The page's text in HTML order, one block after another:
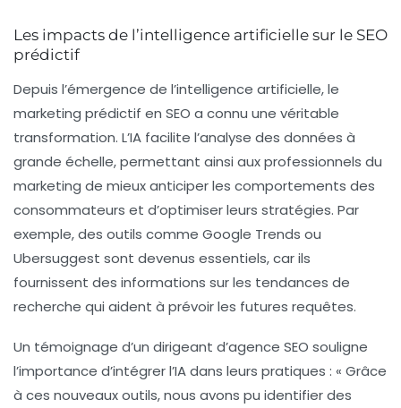
Les impacts de l’intelligence artificielle sur le SEO
prédictif
Depuis l’émergence de l’intelligence artificielle, le
marketing prédictif en SEO a connu une véritable
transformation. L’IA facilite l’analyse des données à
grande échelle, permettant ainsi aux professionnels du
marketing de mieux anticiper les comportements des
consommateurs et d’optimiser leurs stratégies. Par
exemple, des outils comme Google Trends ou
Ubersuggest sont devenus essentiels, car ils
fournissent des informations sur les tendances de
recherche qui aident à prévoir les futures requêtes.
Un témoignage d’un dirigeant d’agence SEO souligne
l’importance d’intégrer l’IA dans leurs pratiques : « Grâce
à ces nouveaux outils, nous avons pu identifier des